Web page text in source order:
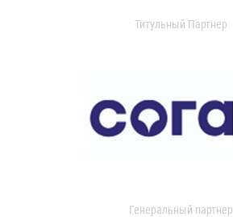
Титульный Партнер
Генеральный партнер